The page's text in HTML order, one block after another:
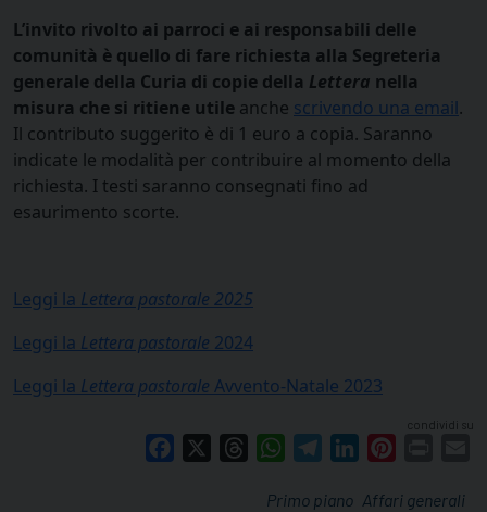
L’invito rivolto ai parroci e ai responsabili delle
comunità è quello di fare richiesta alla Segreteria
generale della Curia di copie della Lettera nella
misura che si ritiene utile anche scrivendo una email.
Il contributo suggerito è di 1 euro a copia. Saranno
indicate le modalità per contribuire al momento della
richiesta. I testi saranno consegnati fino ad
esaurimento scorte.
Leggi la Lettera pastorale 2025
Leggi la Lettera pastorale 2024
Leggi la Lettera pastorale Avvento-Natale 2023
condividi su
Facebook ThreadsWhatsAppTelegramLinkedIn
Affari generali
Primo piano